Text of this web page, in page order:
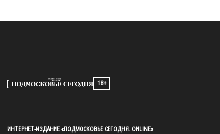
18+
ИНТЕРНЕТ-ИЗДАНИЕ «ПОДМОСКОВЬЕ СЕГОДНЯ. ONLINE»